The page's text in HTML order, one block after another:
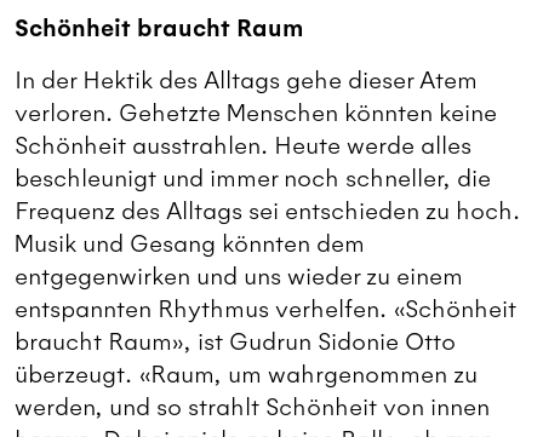
Schönheit braucht Raum
In der Hektik des Alltags gehe dieser Atem
verloren. Gehetzte Menschen könnten keine
Schönheit ausstrahlen. Heute werde alles
beschleunigt und immer noch schneller, die
Frequenz des Alltags sei entschieden zu hoch.
Musik und Gesang könnten dem
entgegenwirken und uns wieder zu einem
entspannten Rhythmus verhelfen. «Schönheit
braucht Raum», ist Gudrun Sidonie Otto
überzeugt. «Raum, um wahrgenommen zu
werden, und so strahlt Schönheit von innen